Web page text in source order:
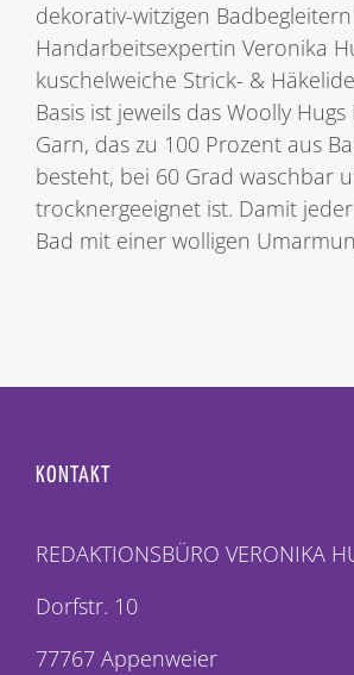
dekorativ-witzigen
Handarbeitsexpertin Veronika
kuschelweiche Strick- &
Basis ist jeweils das Woolly Hugs
Garn, das zu 100 Prozent aus
besteht, bei 60 Grad waschbar
trocknergeeignet ist. Damit
Bad mit einer wolligen
KONTAKT
REDAKTIONSBÜRO VERONIKA
Dorfstr. 10
77767 Appenweier